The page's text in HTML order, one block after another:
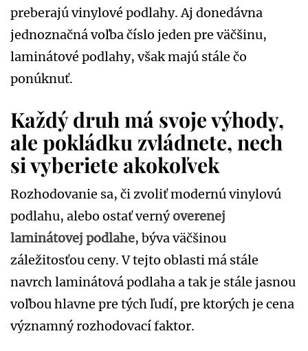
preberajú vinylové podlahy. Aj donedávna
jednoznačná voľba číslo jeden pre väčšinu,
laminátové podlahy, však majú stále čo
ponúknuť.
Každý druh má svoje výhody,
ale pokládku zvládnete, nech
si vyberiete akokoľvek
Rozhodovanie sa, či zvoliť modernú vinylovú
podlahu, alebo ostať vernýoverenej
laminátovej podlahe, býva väčšinou
záležitosťou ceny. V tejto oblasti má stále
navrch laminátová podlaha a tak je stále jasnou
voľbou hlavne pre tých ľudí, pre ktorých je cena
významný rozhodovací faktor.